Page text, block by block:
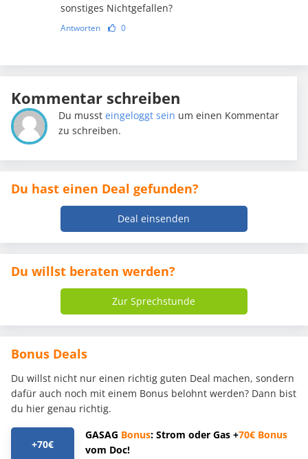
sonstiges Nichtgefallen?
Antworten 0
Kommentar schreiben
Du mussteingeloggt sein um einen Kommentar
zu schreiben.
Du hast einen Deal gefunden?
Deal einsenden
Du willst beraten werden?
Zur Sprechstunde
Bonus Deals
Du willst nicht nur einen richtig guten Deal machen, sondern
dafür auch noch mit einem Bonus belohnt werden? Dann bist
du hier genau richtig.
+70€
GASAG Bonus: Strom oder Gas +70€ Bonus
vom Doc!